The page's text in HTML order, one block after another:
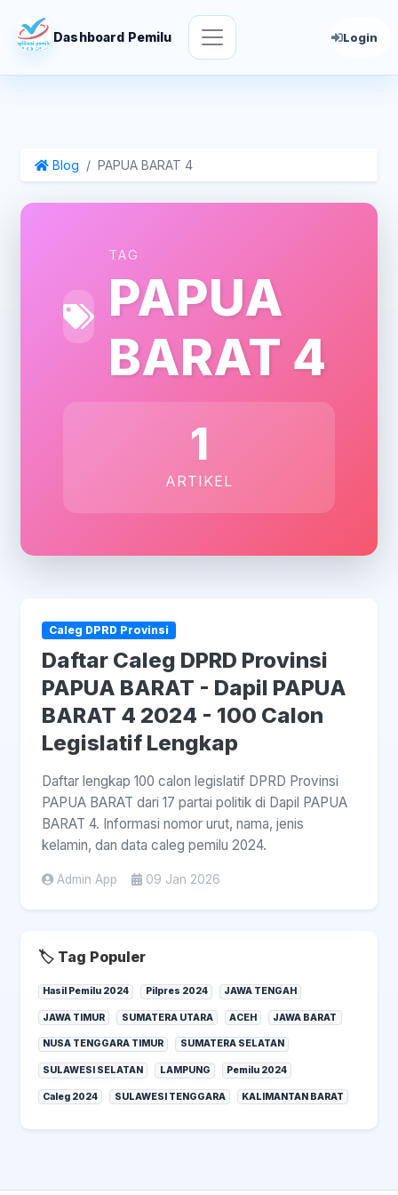
Dashboard Pemilu Login
Blog PAPUA BARAT 4
TAG
PAPUA
BARAT 4
1
ARTIKEL
Caleg DPRD Provinsi
Daftar Caleg DPRD Provinsi
PAPUA BARAT - Dapil PAPUA
BARAT 4 2024 - 100 Calon
Legislatif Lengkap
Daftar lengkap 100 calon legislatif DPRD Provinsi
PAPUA BARAT dari 17 partai politik di Dapil PAPUA
BARAT 4. Informasi nomor urut, nama, jenis
kelamin, dan data caleg pemilu 2024.
Admin App 09 Jan 2026
🏷️ Tag Populer
Hasil Pemilu 2024 Pilpres 2024 JAWA TENGAH
JAWA TIMUR SUMATERA UTARA ACEH JAWA BARAT
NUSA TENGGARA TIMUR SUMATERA SELATAN
SULAWESI SELATAN LAMPUNG Pemilu 2024
Caleg 2024 SULAWESI TENGGARA KALIMANTAN BARAT